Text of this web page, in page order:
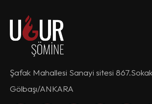
Şafak Mahallesi Sanayi sitesi
Gölbaşı/ANKARA